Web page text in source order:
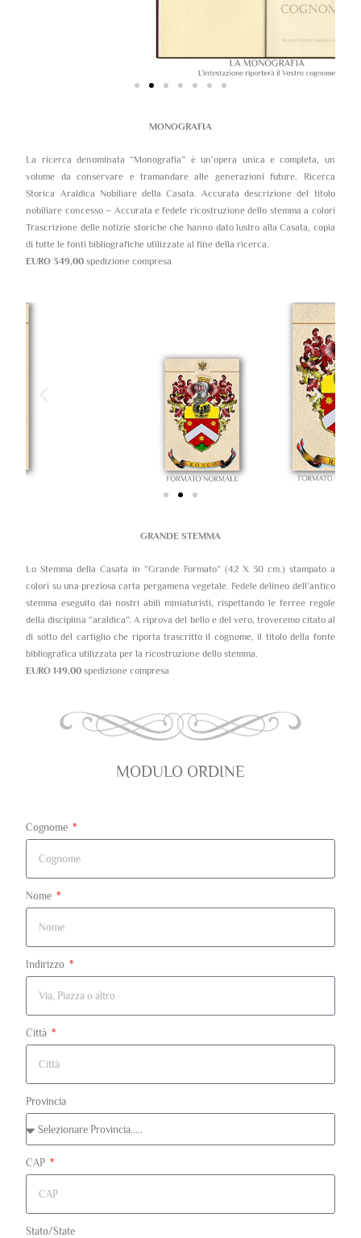
MONOGRAFIA
La ricerca denominata “Monografia” è un’opera unica e completa, un
volume da conservare e tramandare alle generazioni future. Ricerca
Storica Araldica Nobiliare della Casata. Accurata descrizione del titolo
nobiliare concesso – Accurata e fedele ricostruzione dello stemma a colori
Trascrizione delle notizie storiche che hanno dato lustro alla Casata, copia
di tutte le fonti bibliografiche utilizzate al fine della ricerca.
EURO 349,00 spedizione compresa
GRANDE STEMMA
Lo Stemma della Casata in “Grande Formato” (42 X 30 cm.) stampato a
colori su una preziosa carta pergamena vegetale. Fedele delineo dell’antico
stemma eseguito dai nostri abili miniaturisti, rispettando le ferree regole
della disciplina “araldica”. A riprova del bello e del vero, troveremo citato al
di sotto del cartiglio che riporta trascritto il cognome, il titolo della fonte
bibliografica utilizzata per la ricostruzione dello stemma.
EURO 149,00 spedizione compresa
MODULO ORDINE
Cognome
Nome
Indirizzo
Città
Provincia
CAP
Stato/State